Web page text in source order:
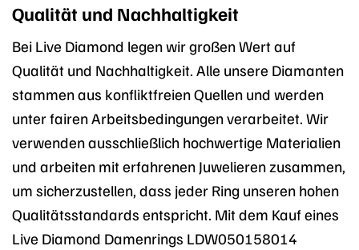
Qualität und Nachhaltigkeit
Bei Live Diamond legen wir großen Wert auf
Qualität und Nachhaltigkeit. Alle unsere Diamanten
stammen aus konfliktfreien Quellen und werden
unter fairen Arbeitsbedingungen verarbeitet. Wir
verwenden ausschließlich hochwertige Materialien
und arbeiten mit erfahrenen Juwelieren zusammen,
um sicherzustellen, dass jeder Ring unseren hohen
Qualitätsstandards entspricht. Mit dem Kauf eines
Live Diamond Damenrings LDW050158014